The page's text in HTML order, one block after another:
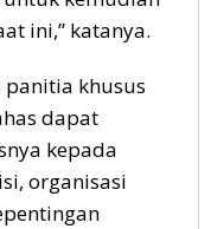
ini,” katanya.
panitia khusus
dapat
kepada
organisasi